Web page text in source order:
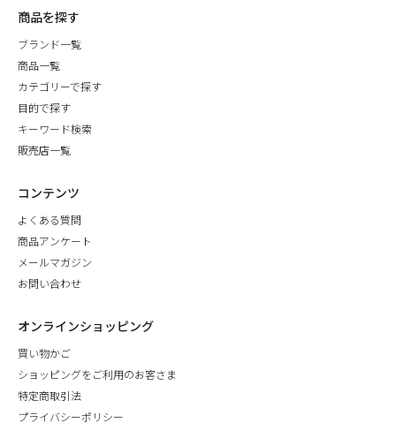
商品を探す
ブランド一覧
商品一覧
カテゴリーで探す
目的で探す
キーワード検索
販売店一覧
コンテンツ
よくある質問
商品アンケート
メールマガジン
お問い合わせ
オンラインショッピング
買い物かご
ショッピングをご利用のお客さま
特定商取引法
プライバシーポリシー